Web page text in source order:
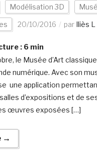
Modélisation 3D
20/10/2016 par Iliès L
: 6 min
le Musée d’Art
numérique. Avec son
une application
d’expositions et de
œuvres exposées […]
→